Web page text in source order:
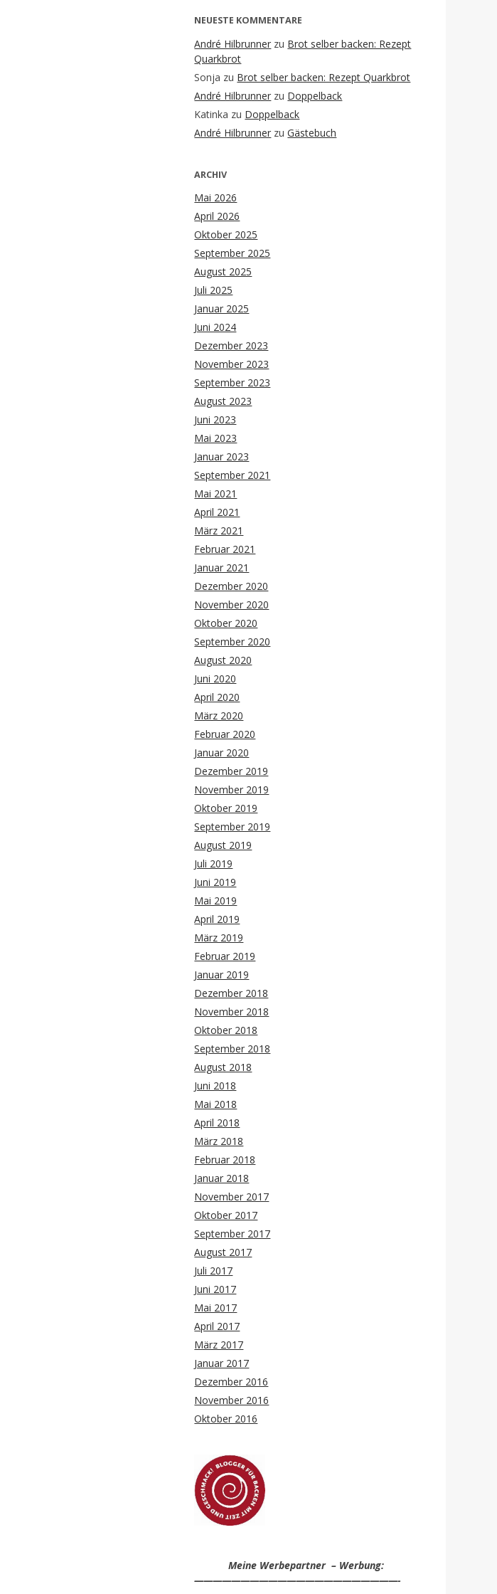
NEUESTE KOMMENTARE
André Hilbrunner zu Brot selber backen: Rezept
Quarkbrot
Sonja zu Brot selber backen: Rezept Quarkbrot
André Hilbrunner zu Doppelback
Katinka zu Doppelback
André Hilbrunner zuGästebuch
ARCHIV
Mai 2026
April 2026
Oktober 2025
September 2025
August 2025
Juli 2025
Januar 2025
Juni 2024
Dezember 2023
November 2023
September 2023
August 2023
Juni 2023
Mai 2023
Januar 2023
September 2021
Mai 2021
April 2021
März 2021
Februar 2021
Januar 2021
Dezember 2020
November 2020
Oktober 2020
September 2020
August 2020
Juni 2020
April 2020
März 2020
Februar 2020
Januar 2020
Dezember 2019
November 2019
Oktober 2019
September 2019
August 2019
Juli 2019
Juni 2019
Mai 2019
April 2019
März 2019
Februar 2019
Januar 2019
Dezember 2018
November 2018
Oktober 2018
September 2018
August 2018
Juni 2018
Mai 2018
April 2018
März 2018
Februar 2018
Januar 2018
November 2017
Oktober 2017
September 2017
August 2017
Juli 2017
Juni 2017
Mai 2017
April 2017
März 2017
Januar 2017
Dezember 2016
November 2016
Oktober 2016
Meine Werbepartner – Werbung:
——————————————————————-